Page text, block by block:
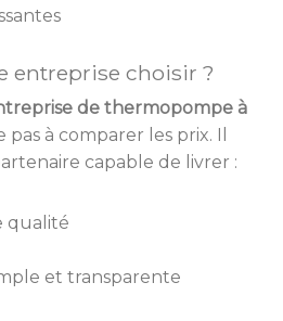
entreprise choisir ?
de thermopompe à
pas à comparer les prix. Il
capable de livrer :
qualité
et transparente